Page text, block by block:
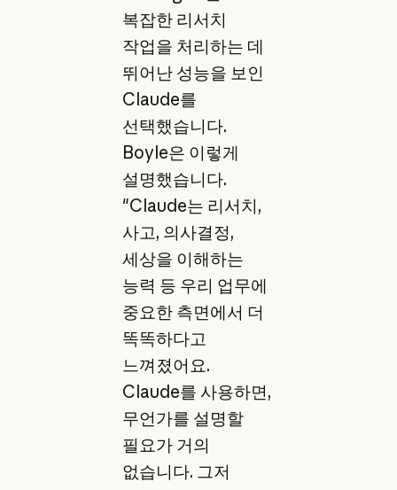
복잡한 리서치
작업을 처리하는 데
뛰어난 성능을 보인
Claude를
선택했습니다.
Boyle은 이렇게
설명했습니다.
"Claude는 리서치,
사고, 의사결정,
세상을 이해하는
능력 등 우리 업무에
중요한 측면에서 더
똑똑하다고
느껴졌어요.
Claude를 사용하면,
무언가를 설명할
필요가 거의
없습니다. 그저